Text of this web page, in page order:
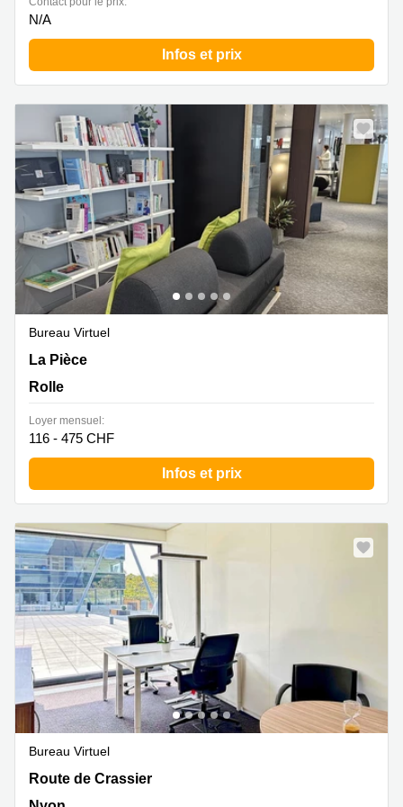
N/A
Infos et prix
Bureau Virtuel
Z. A. La Pièce 1, Rolle
La Pièce
Rolle
Loyer mensuel:
116 - 475 CHF
Infos et prix
Bureau Virtuel
Route de Crassier 7,Nyon, Nyon
Route de Crassier